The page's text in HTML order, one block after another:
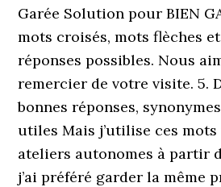
Garée Solution pour BIEN
mots croisés, mots flèches
réponses possibles. Nous
remercier de votre visite. 5.
bonnes réponses,
utiles Mais j’utilise ces mots
ateliers autonomes à partir
j’ai préféré garder la même